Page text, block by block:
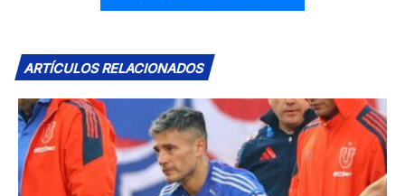
ARTÍCULOS RELACIONADOS